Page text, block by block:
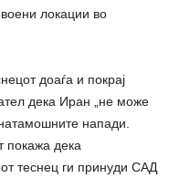
локации во
доаѓа и покрај
дека Иран „не може
напади.
покажа дека
теснец ги принуди САД